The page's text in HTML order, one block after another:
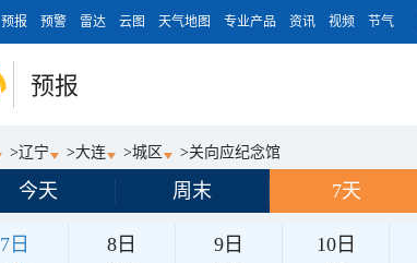
预报 预警 雷达 云图 天气地图 专业产品 资讯 视频 节气
预报
>辽宁 >大连 >城区 >关向应纪念馆
今天 周末 7天
7日 8日 9日 10日